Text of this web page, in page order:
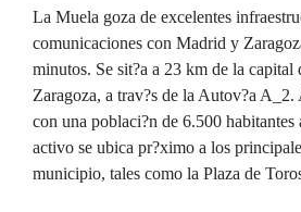
La Muela goza de excelentes
comunicaciones con Madrid y
minutos. Se sit?a a 23 km de la capital
Zaragoza, a trav?s de la Autov?a A_2.
con una poblaci?n de 6.500
activo se ubica pr?ximo a los
municipio, tales como la Plaza de